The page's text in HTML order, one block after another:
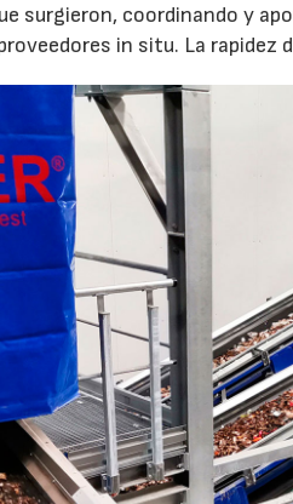
surgieron, coordinando y
in situ. La